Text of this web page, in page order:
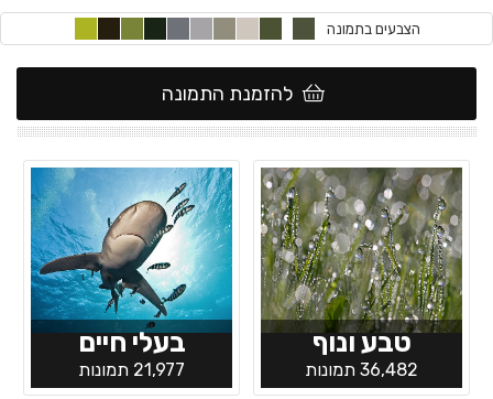
הצבעים בתמונה
להזמנת התמונה
טבע ונוף
36,482 תמונות
בעלי חיים
21,977 תמונות